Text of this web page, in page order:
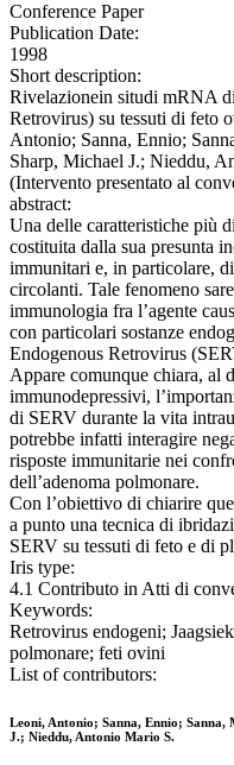
Conference Paper
Publication Date:
1998
Short description:
Rivelazionein situdi mRNA
Retrovirus) su tessuti di feto
Antonio; Sanna, Ennio;
Sharp, Michael J.; Nieddu,
(Intervento presentato al
abstract:
Una delle caratteristiche più
costituita dalla sua presunta
immunitari e, in particolare,
circolanti. Tale fenomeno
immunologia fra l’agente
con particolari sostanze
Endogenous Retrovirus
Appare comunque chiara, al
immunodepressivi,
di SERV durante la vita
potrebbe infatti interagire
risposte immunitarie nei
dell’adenoma polmonare.
Con l’obiettivo di chiarire
a punto una tecnica di
SERV su tessuti di feto e di
Iris type:
4.1 Contributo in Atti di
Keywords:
Retrovirus endogeni;
polmonare; feti ovini
List of contributors:
Leoni, Antonio; Sanna, Ennio;
J.; Nieddu, Antonio Mario S.